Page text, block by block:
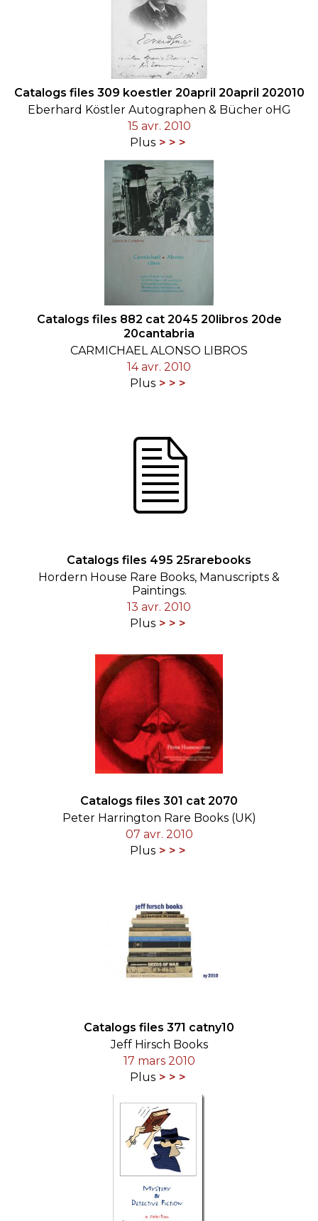
Catalogs files 309 koestler 20april 20april 202010
Eberhard Köstler Autographen & Bücher oHG
15 avr. 2010
Plus
Catalogs files 882 cat 2045 20libros 20de
20cantabria
CARMICHAEL ALONSO LIBROS
14 avr. 2010
Plus
Catalogs files 495 25rarebooks
Hordern House Rare Books, Manuscripts &
Paintings.
13 avr. 2010
Plus
Catalogs files 301 cat 2070
Peter Harrington Rare Books (UK)
07 avr. 2010
Plus
Catalogs files 371 catny10
Jeff Hirsch Books
17 mars 2010
Plus